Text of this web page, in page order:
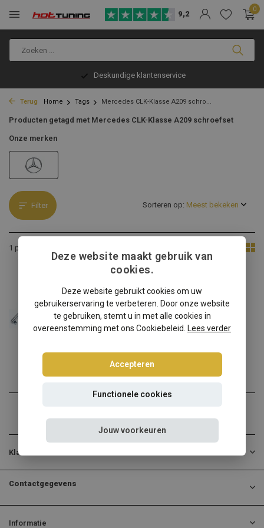
9,2
0
Deskundige klantenservice
Terug Home Tags Mercedes CLK-Klasse A209 schro...
Producten getagd met Mercedes CLK-Klasse A209 schroefset
Onze merken
Filter
1 product
Sorteren op:
Mercedes CLK-Klasse A209 schroefset
Mercedes CLK-Klasse A209?...
€360,00
Klantenservice
Contactgegevens
Informatie
Deze website maakt gebruik van
cookies.
Deze website gebruikt cookies om uw
gebruikerservaring te verbeteren. Door onze website
te gebruiken, stemt u in met alle cookies in
overeenstemming met ons Cookiebeleid.
Lees verder
Accepteren
Functionele cookies
Jouw voorkeuren